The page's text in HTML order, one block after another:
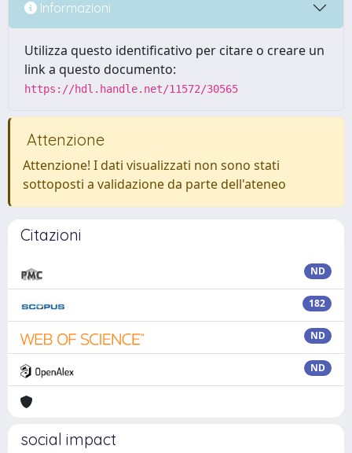
Informazioni
Utilizza questo identificativo per citare o creare un
link a questo documento:
https://hdl.handle.net/11572/30565
Attenzione
Attenzione! I dati visualizzati non sono stati
sottoposti a validazione da parte dell'ateneo
Citazioni
ND
182
ND
ND
social impact